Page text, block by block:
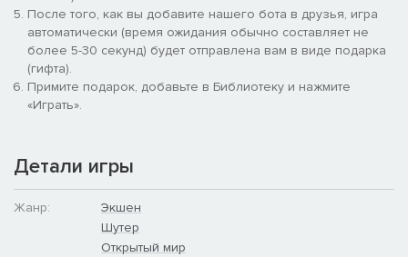
После того, как вы добавите нашего бота в друзья, игра
автоматически (время ожидания обычно составляет не
более 5-30 секунд) будет отправлена вам в виде подарка
(гифта).
Примите подарок, добавьте в Библиотеку и нажмите
«Играть».
Детали игры
Жанр:
Экшен
Шутер
Открытый мир